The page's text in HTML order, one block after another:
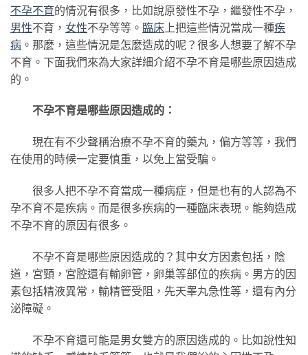
不孕不育的情況有很多，比如說原發性不孕，繼發性不孕，
男性不育， 女性不孕等等。 臨床 上把這些情況當成一種疾
病 。那麼，這些情況是怎麼造成的呢？很多人想要了解不孕
不育。下面我們來為大家詳細介紹不孕不育是哪些原因造成
的。
不孕不育是哪些原因造成的：
現在有不少聲稱治療不孕不育的藥丸，偏方等等，我們
在使用的時候一定要慎重，以免上當受騙。
很多人把不孕不育當成一種病症，但是也有的人認為不
孕不育不是疾病。而是很多疾病的一種臨床表現。能夠造成
不孕不育的原因有很多。
不孕不育是哪些原因造成的？其中女方因素包括，陰
道，宮頸，宮腔還有輸卵管，卵巢等部位的疾病。男方的因
素包括精液異常，輸精管受阻，先天睾丸急性等，還有內分
泌障礙。
不孕不育還可能是男女雙方的原因造成的。比如說性知